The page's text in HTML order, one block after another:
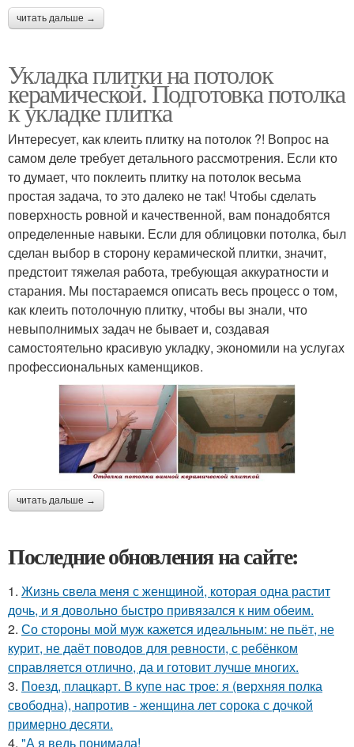
читать дальше →
Укладка плитки на потолок
керамической. Подготовка потолка
к укладке плитка
Интересует, как клеить плитку на потолок ?! Вопрос на
самом деле требует детального рассмотрения. Если кто
то думает, что поклеить плитку на потолок весьма
простая задача, то это далеко не так! Чтобы сделать
поверхность ровной и качественной, вам понадобятся
определенные навыки. Если для облицовки потолка, был
сделан выбор в сторону керамической плитки, значит,
предстоит тяжелая работа, требующая аккуратности и
старания. Мы постараемся описать весь процесс о том,
как клеить потолочную плитку, чтобы вы знали, что
невыполнимых задач не бывает и, создавая
самостоятельно красивую укладку, экономили на услугах
профессиональных каменщиков.
читать дальше →
Последние обновления на сайте:
1. Жизнь свела меня с женщиной, которая одна растит
дочь, и я довольно быстро привязался к ним обеим.
2. Со стороны мой муж кажется идеальным: не пьёт, не
курит, не даёт поводов для ревности, с ребёнком
справляется отлично, да и готовит лучше многих.
3. Поезд, плацкарт. В купе нас трое: я (верхняя полка
свободна), напротив - женщина лет сорока с дочкой
примерно десяти.
4. "А я ведь понимала!